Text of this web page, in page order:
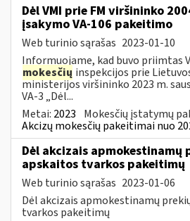
Dėl VMI prie FM viršininko
įsakymo VA-106 pakeitimo
Web turinio sąrašas 2023-01-10
Informuojame, kad buvo priimtas
mokesčių inspekcijos prie
ministerijos viršininko 2023 m.
VA-3 „Dėl...
Metai: 2023 Mokesčių įstatymų
Akcizų mokesčių pakeitimai nuo
Dėl akcizais apmokestinamų
apskaitos tvarkos pakeitimų
Web turinio sąrašas 2023-01-06
Dėl akcizais apmokestinamų
tvarkos pakeitimų